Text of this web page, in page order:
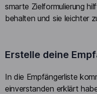
smarte Zielformulierung
behalten und sie leichter
Erstelle deine
In die Empfängerliste
einverstanden erklärt